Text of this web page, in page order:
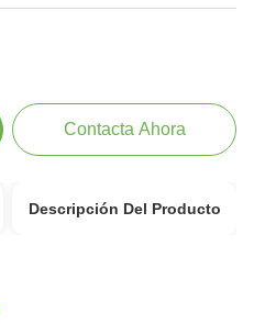
Contacta Ahora
Descripción Del Producto